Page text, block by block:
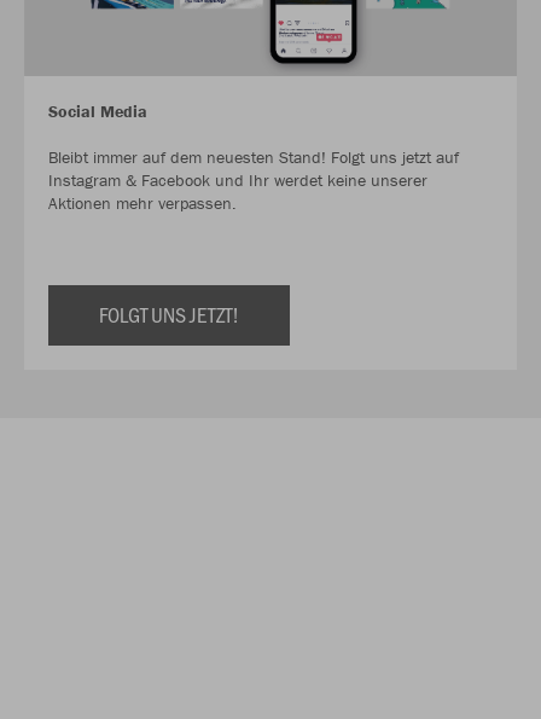
Social Media
Bleibt immer auf dem neuesten Stand! Folgt uns jetzt auf
Instagram & Facebook und Ihr werdet keine unserer
Aktionen mehr verpassen.
FOLGT UNS JETZT!